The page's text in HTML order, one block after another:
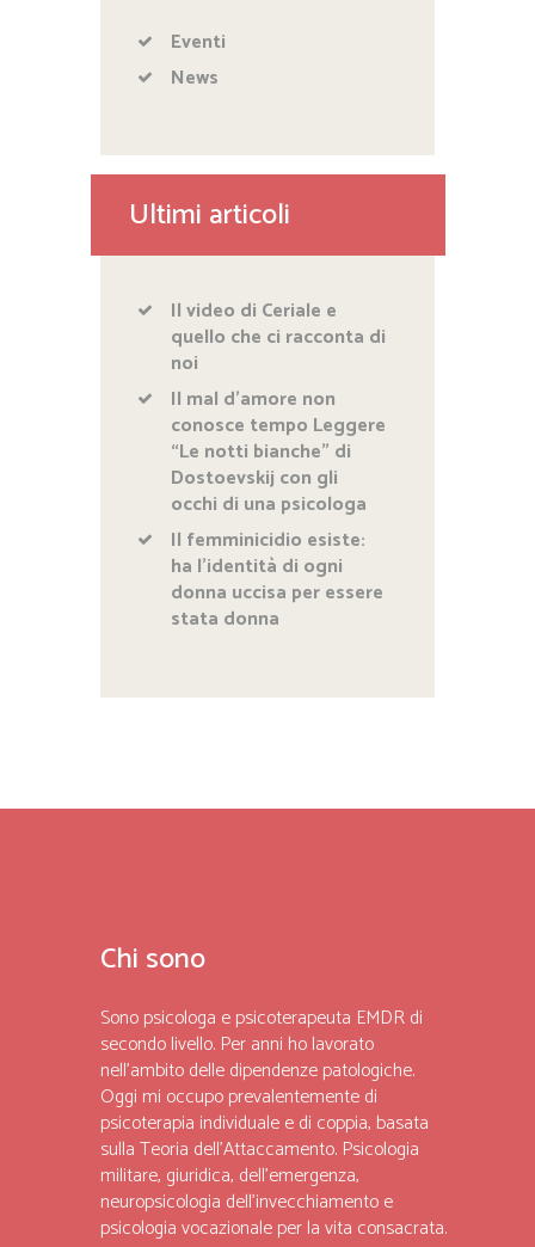
Eventi
News
Ultimi articoli
Il video di Ceriale e
quello che ci racconta di
noi
Il mal d’amore non
conosce tempo Leggere
“Le notti bianche” di
Dostoevskij con gli
occhi di una psicologa
Il femminicidio esiste:
ha l’identità di ogni
donna uccisa per essere
stata donna
Chi sono
Sono psicologa e psicoterapeuta EMDR di
secondo livello. Per anni ho lavorato
nell’ambito delle dipendenze patologiche.
Oggi mi occupo prevalentemente di
psicoterapia individuale e di coppia, basata
sulla Teoria dell’Attaccamento. Psicologia
militare, giuridica, dell’emergenza,
neuropsicologia dell’invecchiamento e
psicologia vocazionale per la vita consacrata.